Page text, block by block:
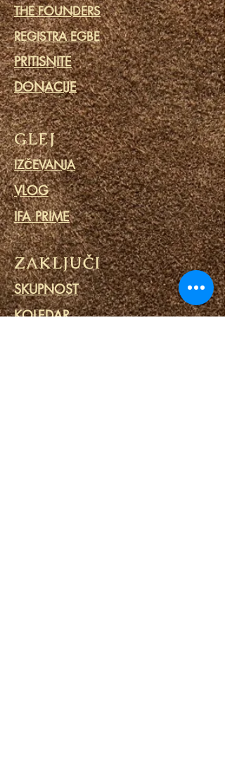
THE FOUNDERS
REGISTRA EGBE
PRITISNITE
DONACIJE
GLEJ
IZČEVANJA
VLOG
IFA PRIME
ZAKLJUČI
SKUPNOST
KOLEDAR